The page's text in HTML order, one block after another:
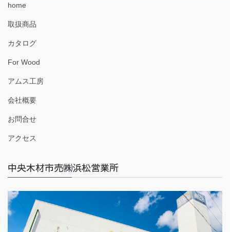
home
取扱商品
カタログ
For Wood
アムス工房
会社概要
お問合せ
アクセス
中央木材市売㈱浜松営業所